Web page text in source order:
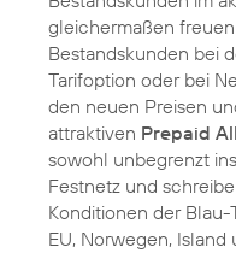
gleichermaßen
Bestandskunden bei
Tarifoption oder bei
den neuen Preisen
attraktiven Prepaid
sowohl unbegrenzt
Festnetz und
Konditionen der
EU, Norwegen,